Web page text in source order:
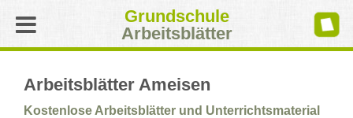
Grundschule
Arbeitsblätter
Arbeitsblätter Ameisen
Kostenlose Arbeitsblätter und Unterrichtsmaterial